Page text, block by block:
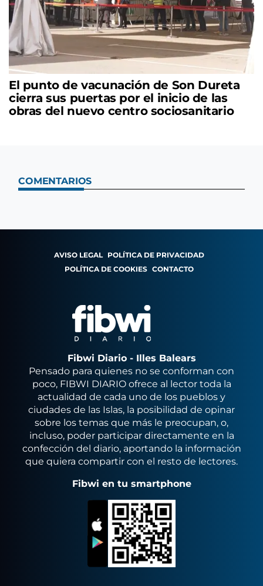
El punto de vacunación de Son Dureta
cierra sus puertas por el inicio de las
obras del nuevo centro sociosanitario
COMENTARIOS
AVISO LEGAL POLÍTICA DE PRIVACIDAD
POLÍTICA DE COOKIES CONTACTO
Fibwi Diario - Illes Balears
Pensado para quienes no se conforman con
poco, FIBWI DIARIO ofrece al lector toda la
actualidad de cada uno de los pueblos y
ciudades de las Islas, la posibilidad de opinar
sobre los temas que más le preocupan, o,
incluso, poder participar directamente en la
confección del diario, aportando la información
que quiera compartir con el resto de lectores.
Fibwi en tu smartphone